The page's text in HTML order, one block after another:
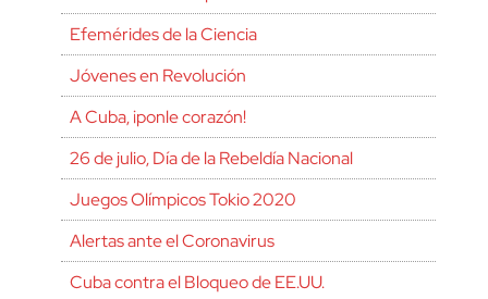
Efemérides de la Ciencia
Jóvenes en Revolución
A Cuba, ¡ponle corazón!
26 de julio, Día de la Rebeldía Nacional
Juegos Olímpicos Tokio 2020
Alertas ante el Coronavirus
Cuba contra el Bloqueo de EE.UU.